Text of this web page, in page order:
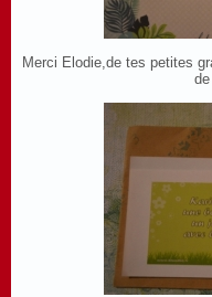
Merci Elodie,de tes petites